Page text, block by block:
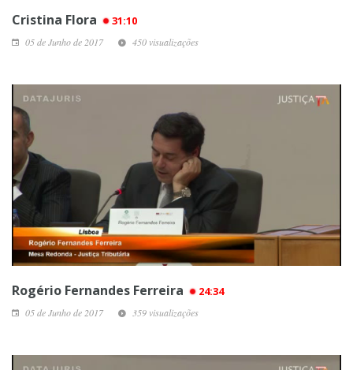
Cristina Flora 31:10
05 de Junho de 2017 450 visualizações
Rogério Fernandes Ferreira 24:34
05 de Junho de 2017 359 visualizações